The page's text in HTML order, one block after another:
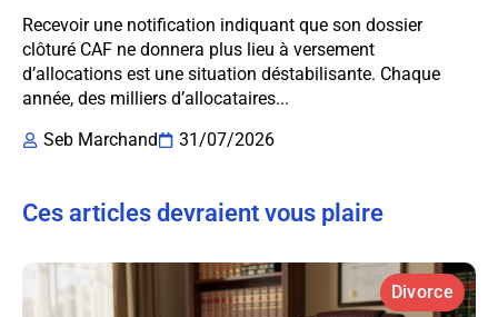
Recevoir une notification indiquant que son dossier
clôturé CAF ne donnera plus lieu à versement
d’allocations est une situation déstabilisante. Chaque
année, des milliers d’allocataires...
Seb Marchand
31/07/2026
Ces articles devraient vous plaire
Divorce